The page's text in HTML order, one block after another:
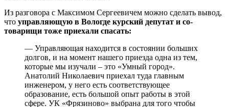
Из разговора с Максимом Сергеевичем можно сделать вывод,
что управляющую в Вологде курский депутат и со-
товарищи тоже приехали спасать:
— Управляющая находится в состоянии больших
долгов, и на момент нашего приезда одна из тем,
которые мы изучали – это «Умный город».
Анатолий Николаевич приехал туда главным
инженером, у него есть соответствующее
образование, есть большой опыт работы в этой
сфере. УК «Фрязиново» выбрана для того чтобы